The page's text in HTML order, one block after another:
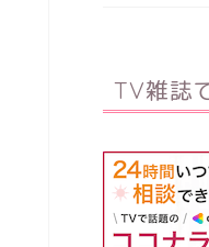
TV雑誌